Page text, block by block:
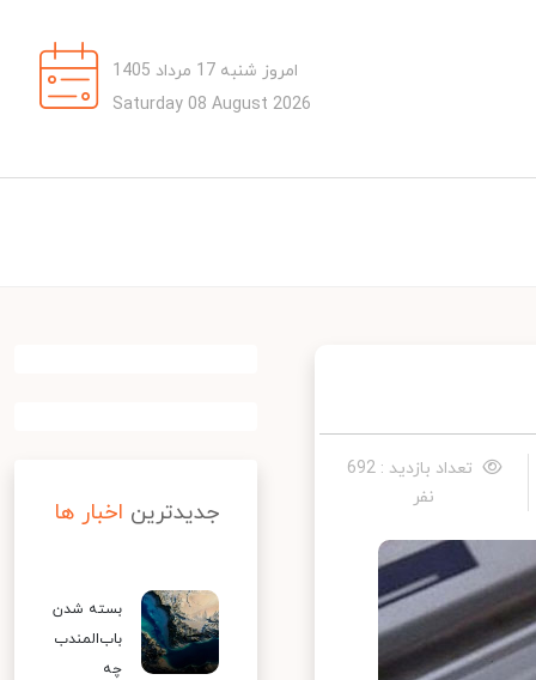
امروز شنبه 17 مرداد 1405
Saturday 08 August 2026
تعداد بازدید : 692
نفر
جدیدترین اخبار ها
بسته شدن
باب‌المندب
چه